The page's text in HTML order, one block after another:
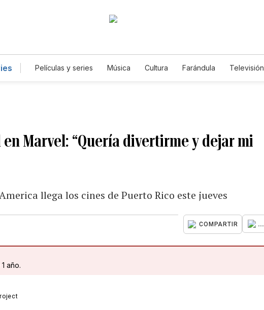
Películas y series Música Cultura Farándula Televisión
Marvel: “Quería divertirme y dejar mi
llega los cines de Puerto Rico este jueves
COMPARTIR ...
año.